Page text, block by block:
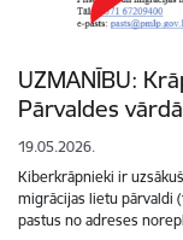
UZMANĪBU:
Pārvaldes vārdā
19.05.2026.
Kiberkrāpnieki ir
migrācijas lietu pārvaldi
pastus no adreses